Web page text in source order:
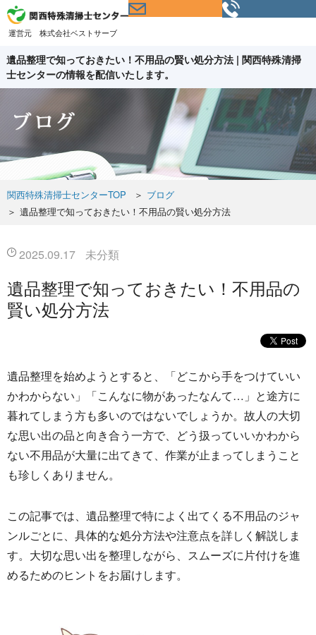
運営元 株式会社ベストサーブ
遺品整理で知っておきたい！不用品の賢い処分方法 | 関西特殊清掃
士センターの情報を配信いたします。
関西特殊清掃士センターTOP ＞ ブログ
＞ 遺品整理で知っておきたい！不用品の賢い処分方法
2025.09.17 未分類
遺品整理で知っておきたい！不用品の
賢い処分方法
遺品整理を始めようとすると、「どこから手をつけていい
かわからない」「こんなに物があったなんて…」 と途方に
暮れてしまう方も多いのではないでしょうか。 故人の大切
な思い出の品と向き合う一方で、 どう扱っていいかわから
ない不用品が大量に出てきて、 作業が止まってしまうこと
も珍しくありません。
この記事では、 遺品整理で特によく出てくる不用品のジャ
ンルごとに、 具体的な処分方法や注意点を詳しく解説しま
す。 大切な思い出を整理しながら、 スムーズに片付けを進
めるためのヒントをお届けします。